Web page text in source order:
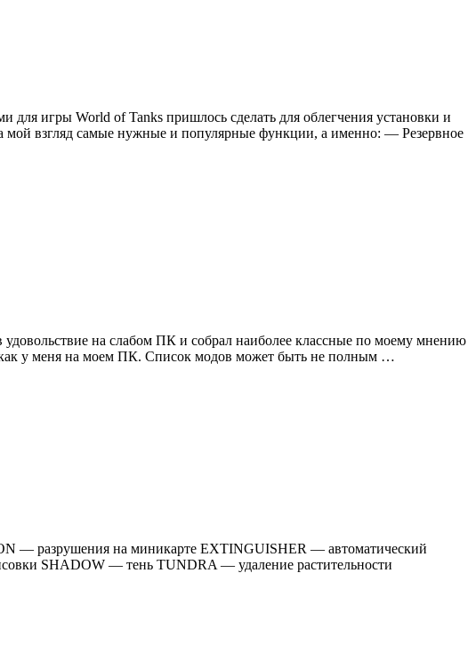
игры World of Tanks пришлось сделать для облегчения установки и
мой взгляд самые нужные и популярные функции, а именно: — Резервное
на слабом ПК и собрал наиболее классные по моему мнению
у меня на моем ПК. Список модов может быть не полным …
— разрушения на миникарте EXTINGUISHER — автоматический
SHADOW — тень TUNDRA — удаление растительности